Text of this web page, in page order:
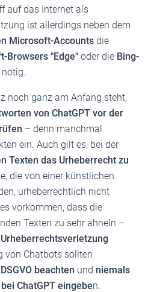
auf das Internet als
ist allerdings neben dem
Microsoft-Accounts die
Browsers "Edge" oder die Bing-
nötig.
noch ganz am Anfang steht,
von ChatGPT vor der
– denn manchmal
ein. Auch gilt es, bei der
Texten das Urheberrecht zu
die von einer künstlichen
urheberrechtlich nicht
vorkommen, dass die
Texten zu sehr ähneln –
von Chatbots sollten
DSGVO beachten und niemals
ChatGPT eingeben.